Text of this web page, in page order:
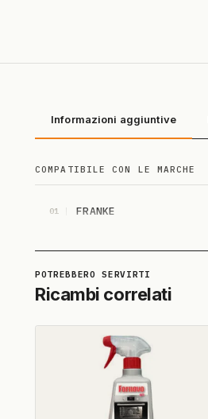
Informazioni aggiuntive
COMPATIBILE CON LE MARCHE
01 FRANKE
Ricambi correlati